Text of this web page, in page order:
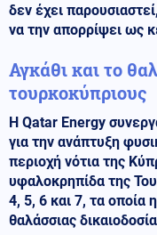
δεν έχει
να την απορρίψει ως
Αγκάθι και το
τουρκοκύπριους
Η Qatar Energy
για την ανάπτυξη
περιοχή νότια της
υφαλοκρηπίδα της
4, 5, 6 και 7, τα οποία
θαλάσσιας